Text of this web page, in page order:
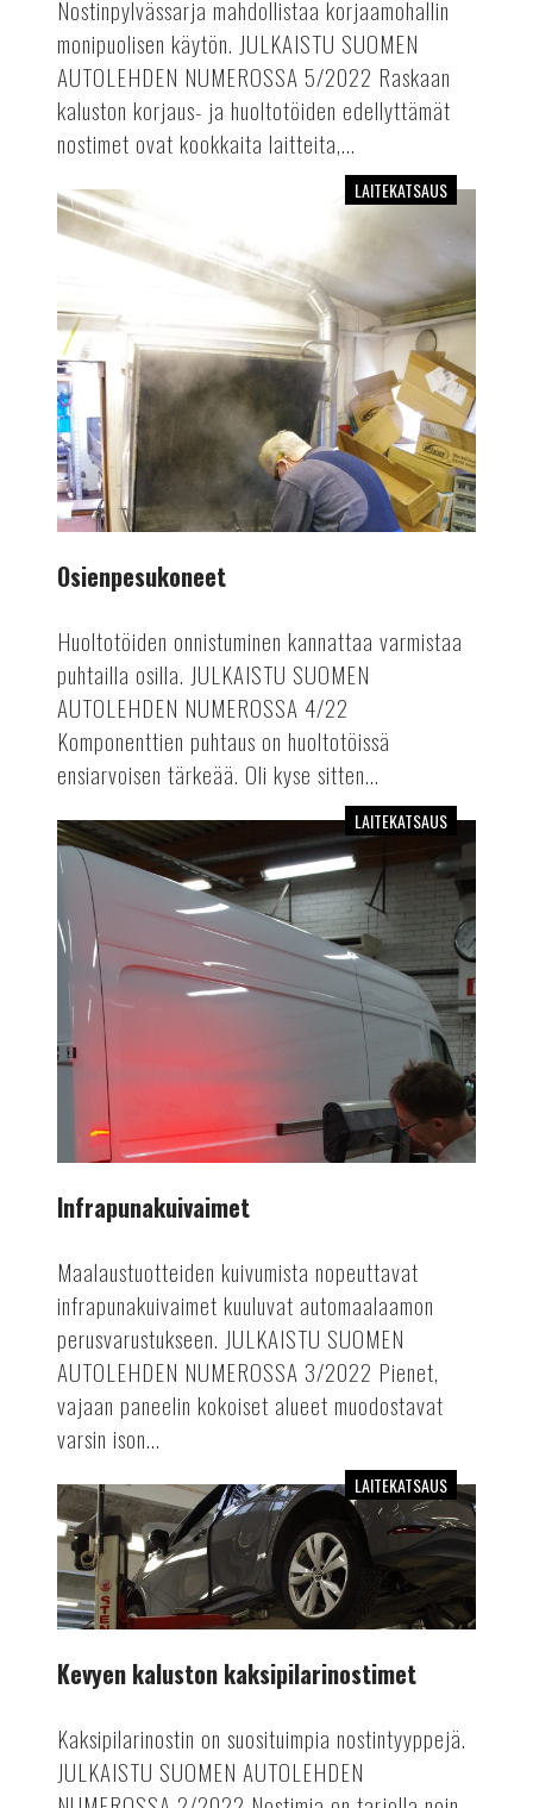
Nostinpylvässarja mahdollistaa korjaamohallin
monipuolisen käytön. JULKAISTU SUOMEN
AUTOLEHDEN NUMEROSSA 5/2022 Raskaan
kaluston korjaus- ja huoltotöiden edellyttämät
nostimet ovat kookkaita laitteita,...
Osienpesukoneet LAITEKATSAUS
Osienpesukoneet
Huoltotöiden onnistuminen kannattaa varmistaa
puhtailla osilla. JULKAISTU SUOMEN
AUTOLEHDEN NUMEROSSA 4/22
Komponenttien puhtaus on huoltotöissä
ensiarvoisen tärkeää. Oli kyse sitten...
Infrapunakuivaimet LAITEKATSAUS
Infrapunakuivaimet
Maalaustuotteiden kuivumista nopeuttavat
infrapunakuivaimet kuuluvat automaalaamon
perusvarustukseen. JULKAISTU SUOMEN
AUTOLEHDEN NUMEROSSA 3/2022 Pienet,
vajaan paneelin kokoiset alueet muodostavat
varsin ison...
Kevyen
kaluston
kaksipilarinostimet
LAITEKATSAUS
Kevyen kaluston kaksipilarinostimet
Kaksipilarinostin on suosituimpia nostintyyppejä.
JULKAISTU SUOMEN AUTOLEHDEN